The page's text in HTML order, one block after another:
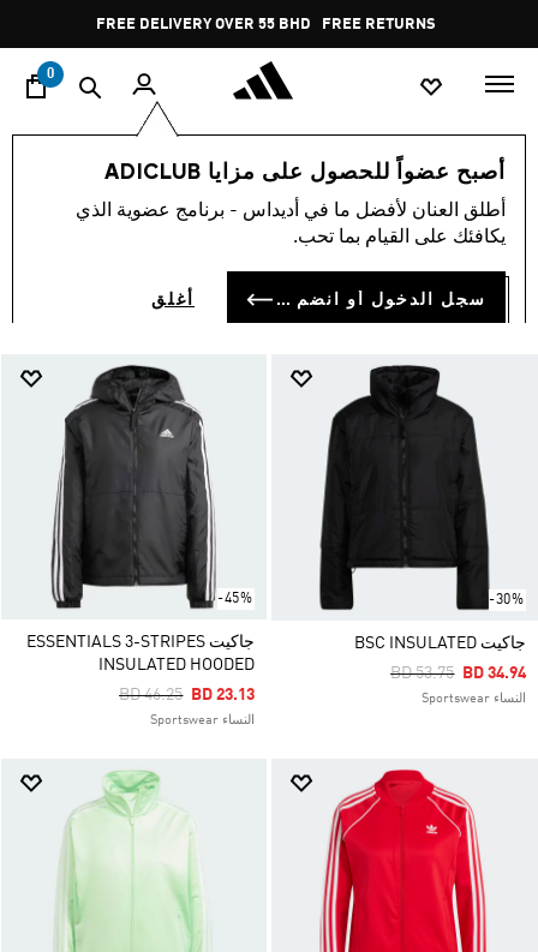
Pause
promotion
rotation
FREE DELIVERY OVER 55 BHD FREE RETURNS
0
أصبح عضواً للحصول على مزايا ADICLUB
أطلق العنان لأفضل ما في أديداس - برنامج عضوية الذي
يكافئك على القيام بما تحب.
سجل الدخول أو انضم الآن أغلق
تشكيلات Winter shop women
WINTER SHOP WOMEN (17)
-30%
جاكيت BSC INSULATED
Price Reduced
BD 53.75ToBD 34.94
النساء Sportswear
-45%
جاكيت ESSENTIALS 3-STRIPES
INSULATED HOODED
Price Reduced From
BD 46.25ToBD 23.13
النساء Sportswear